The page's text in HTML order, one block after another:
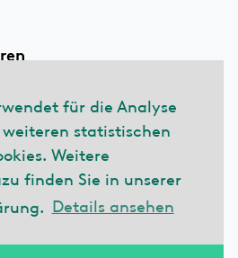
für die Analyse
statistischen
Weitere
finden Sie in unserer
Details ansehen